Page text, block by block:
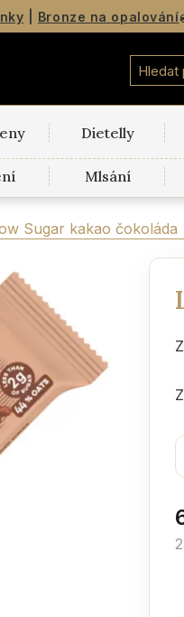
Bronze na opalování
Dietelly
Mlsání
Sugar kakao čokoláda